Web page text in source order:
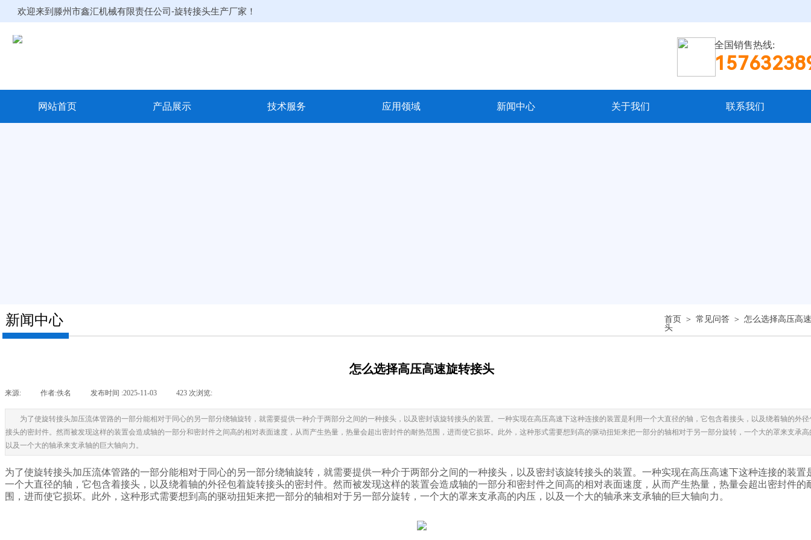
欢迎来到滕州市鑫汇机械有限责任公司-旋转接头生产厂家！
全国销售热线:
网站首页 产品展示 技术服务 应用领域 新闻中心 关于我们 联系我们
新闻中心 首页 ＞ 常见问答 ＞ 怎么选择高压高
头
怎么选择高压高速旋转接头
来源: 作者:佚名 发布时间 :2025-11-03 423 次浏览:
为了使旋转接头加压流体管路的一部分能相对于同心的另一部分绕轴旋转，就需要提供一种介于两部分之间的一种接头，以及密封该旋转接头的装置。一种实现在高压高速下这种连接的装置是利用一个大直径的轴，它包含着接头，以及绕着轴的外
接头的密封件。然而被发现这样的装置会造成轴的一部分和密封件之间高的相对表面速度，从而产生热量，热量会超出密封件的耐热范围，进而使它损坏。此外，这种形式需要想到高的驱动扭矩来把一部分的轴相对于另一部分旋转，一个大的罩来支承高
以及一个大的轴承来支承轴的巨大轴向力。
为了使旋转接头加压流体管路的一部分能相对于同心的另一部分绕轴旋转，就需要提供一种介于两部分之间的一种接头，以及密封该旋转接头的装置。一种实现在高压高速下这种连接的装置
一个大直径的轴，它包含着接头，以及绕着轴的外径包着旋转接头的密封件。然而被发现这样的装置会造成轴的一部分和密封件之间高的相对表面速度，从而产生热量，热量会超出密封件的
围，进而使它损坏。此外，这种形式需要想到高的驱动扭矩来把一部分的轴相对于另一部分旋转，一个大的罩来支承高的内压，以及一个大的轴承来支承轴的巨大轴向力。